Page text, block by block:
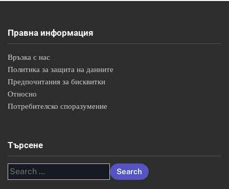
Правна информация
Връзка с нас
Политика за защита на данните
Предпочитания за бисквитки
Относно
Потребителско споразумение
Търсене
Search
for: